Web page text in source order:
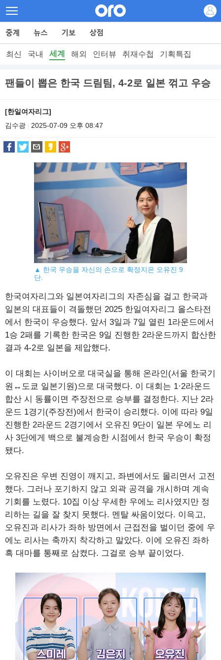
최신 국내 세계 해외 인터뷰 취재수첩 기획특집
팬들이 뽑은 한국 드림팀, 4-2로 일본 꺾고 우승
[한일여자리그]
김수광
2025-07-09 오후 08:47
▲ 한국 우승을 자신의 손으로 확정지은 오유진 9
단.
한국여자리그와 일본여자리그의 자존심을 걸고 한국과
일본의 대표들이 격돌했던 2025 한일여자리그 올스타전
에서 한국이 우승했다. 앞서 3일과 7일 열린 1라운드에서
1승 2패를 기록한 한국은 9일 진행한 2라운드까지 합산한
결과 4-2로 일본을 제압했다.
이 대회는 사이버오로 대국실을 통해 온라인(서울 한국기
원↔도쿄 일본기원)으로 대국했다. 이 대회는 1·2라운드
합산 시 동률이면 주장전으로 승부를 결정한다. 지난 2라
운드 1경기(주장전)에서 한국이 승리했다. 이에 따라 9일
진행한 2라운드 2경기에서 오유진 9단이 일본 우에노 리
사 3단에게 백으로 불계승한 시점에서 한국 우승이 확정
됐다.
오유진은 우변 진영이 깨지고, 좌변에서도 몰리면서 고전
했다. 그러나 포기하지 않고 외곽 공격을 개시하며 계속
기회를 노렸다. 10집 이상 우세한 우에노 리사였지만 정
리하는 길을 잘 찾지 못했다. 멘탈 싸움이었다. 이윽고,
오유진과 리사가 좌하 방면에서 근접전을 벌이던 중에 우
에노 리사는 축까지 착각하고 말았다. 이에 오유진 좌하
흑 대마를 통째로 삼켰다. 그걸로 승부 끝이었다.